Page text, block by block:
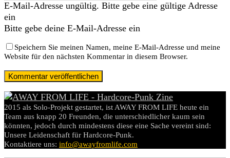
E-Mail-Adresse ungültig. Bitte gebe eine gültige Adresse
ein
Bitte gebe deine E-Mail-Adresse ein
Speichern Sie meinen Namen, meine E-Mail-Adresse und meine
Website für den nächsten Kommentar in diesem Browser.
2015 als Solo-Projekt gestartet, ist AWAY FROM LIFE heute ein
Team aus knapp 20 Freunden, die unterschiedlicher kaum sein
könnten, jedoch durch mindestens diese eine Sache vereint sind:
Unsere Leidenschaft für Hardcore-Punk.
Kontaktiere uns: info@awayfromlife.com